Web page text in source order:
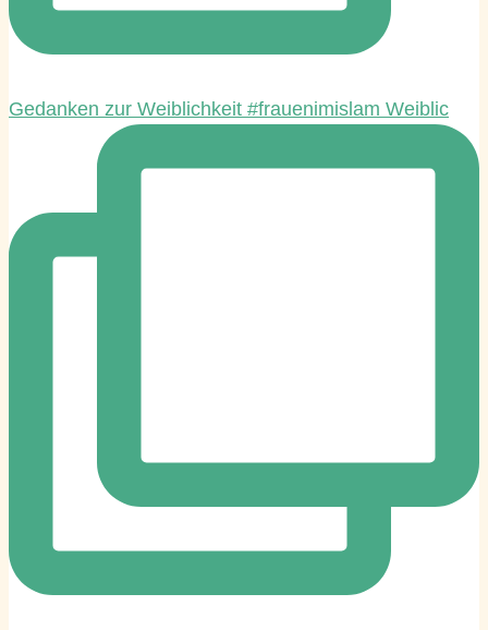
Gedanken zur Weiblichkeit #frauenimislam Weiblic